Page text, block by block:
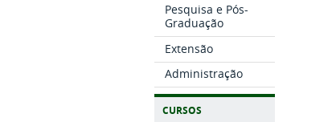
Pesquisa e Pós-
Graduação
Extensão
Administração
CURSOS